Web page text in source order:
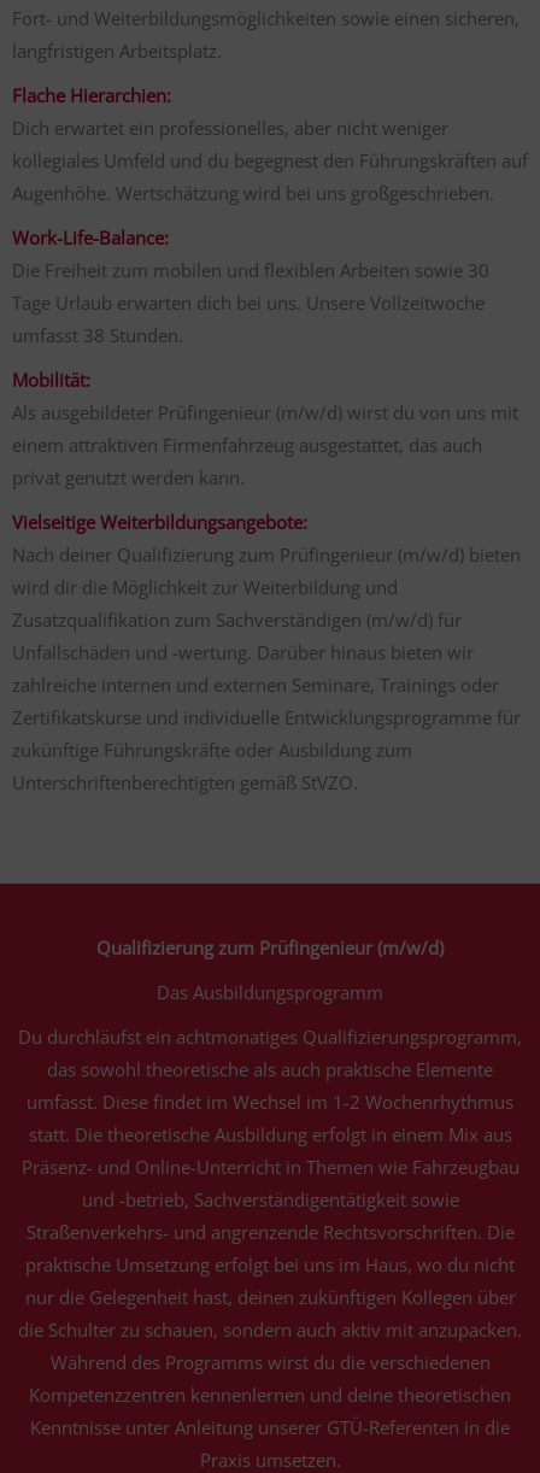
Fort- und Weiterbildungsmöglichkeiten sowie einen sicheren,
langfristigen Arbeitsplatz.
Flache Hierarchien:
Dich erwartet ein professionelles, aber nicht weniger
kollegiales Umfeld und du begegnest den Führungskräften auf
Augenhöhe. Wertschätzung wird bei uns großgeschrieben.
Work-Life-Balance:
Die Freiheit zum mobilen und flexiblen Arbeiten sowie 30
Tage Urlaub erwarten dich bei uns. Unsere Vollzeitwoche
umfasst 38 Stunden.
Mobilität:
Als ausgebildeter Prüfingenieur (m/w/d) wirst du von uns mit
einem attraktiven Firmenfahrzeug ausgestattet, das auch
privat genutzt werden kann.
Vielseitige Weiterbildungsangebote:
Nach deiner Qualifizierung zum Prüfingenieur (m/w/d) bieten
wird dir die Möglichkeit zur Weiterbildung und
Zusatzqualifikation zum Sachverständigen (m/w/d) für
Unfallschäden und -wertung. Darüber hinaus bieten wir
zahlreiche internen und externen Seminare, Trainings oder
Zertifikatskurse und individuelle Entwicklungsprogramme für
zukünftige Führungskräfte oder Ausbildung zum
Unterschriftenberechtigten gemäß StVZO.
Qualifizierung zum Prüfingenieur (m/w/d)
Das Ausbildungsprogramm
Du durchläufst ein achtmonatiges Qualifizierungsprogramm,
das sowohl theoretische als auch praktische Elemente
umfasst. Diese findet im Wechsel im 1-2 Wochenrhythmus
statt. Die theoretische Ausbildung erfolgt in einem Mix aus
Präsenz- und Online-Unterricht in Themen wie Fahrzeugbau
und -betrieb, Sachverständigentätigkeit sowie
Straßenverkehrs- und angrenzende Rechtsvorschriften. Die
praktische Umsetzung erfolgt bei uns im Haus, wo du nicht
nur die Gelegenheit hast, deinen zukünftigen Kollegen über
die Schulter zu schauen, sondern auch aktiv mit anzupacken.
Während des Programms wirst du die verschiedenen
Kompetenzzentren kennenlernen und deine theoretischen
Kenntnisse unter Anleitung unserer GTÜ-Referenten in die
Praxis umsetzen.